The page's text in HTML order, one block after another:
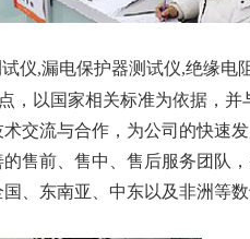
仪,漏电保护器测试仪,绝缘电
，以国家相关标准为依据，并
交流与合作，为公司的快速
售前、售中、售后服务团队
、东南亚、中东以及非洲等数